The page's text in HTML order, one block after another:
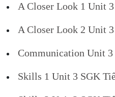
A Closer Look 1 Unit
A Closer Look 2 Unit
Communication Unit
Skills 1 Unit 3 SGK